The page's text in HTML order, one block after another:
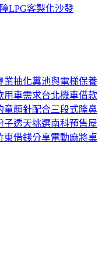
LPG客製化沙發
業抽化糞池與電梯保養
用車需求台北機車借款
童顏針配合三段式隆鼻
子透天挑選南科預售屋
東借錢分享電動麻將桌